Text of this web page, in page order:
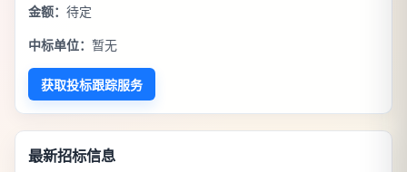
金额： 待定
中标单位： 暂无
获取投标跟踪服务
最新招标信息